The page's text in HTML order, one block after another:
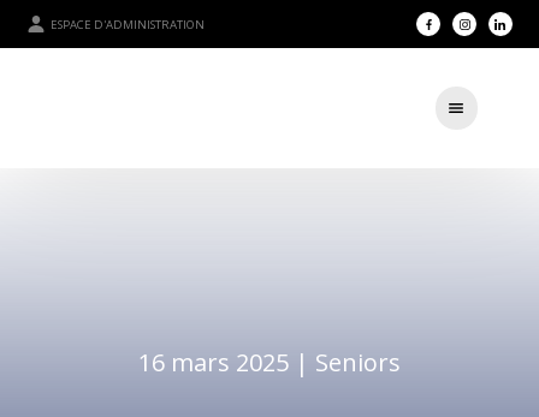
ESPACE D'ADMINISTRATION
16 mars 2025 | Seniors